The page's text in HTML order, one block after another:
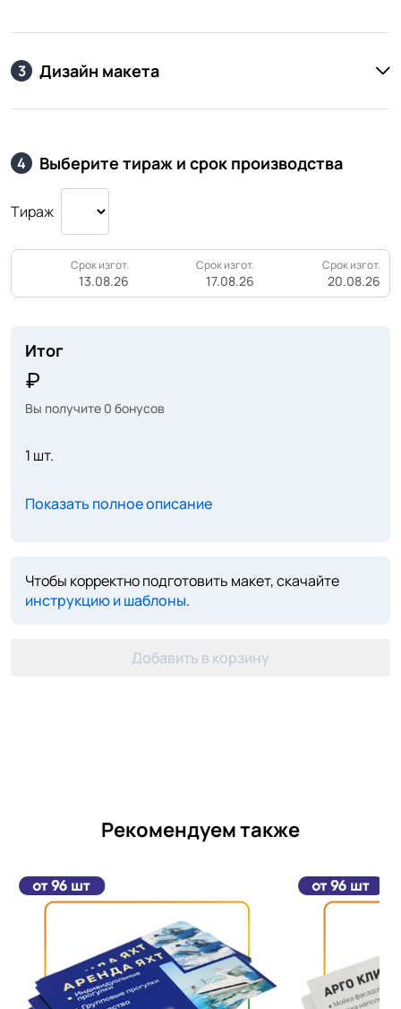
3 Дизайн макета
4 Выберите тираж и срок производства
Тираж
Срок изгот.
13.08.26
Срок изгот.
17.08.26
Срок изгот.
20.08.26
Итог
Вы получите 0 бонусов
1 шт.
Показать полное описание
Чтобы корректно подготовить макет, скачайте
инструкцию и шаблоны.
Добавить в корзину
Рекомендуем также